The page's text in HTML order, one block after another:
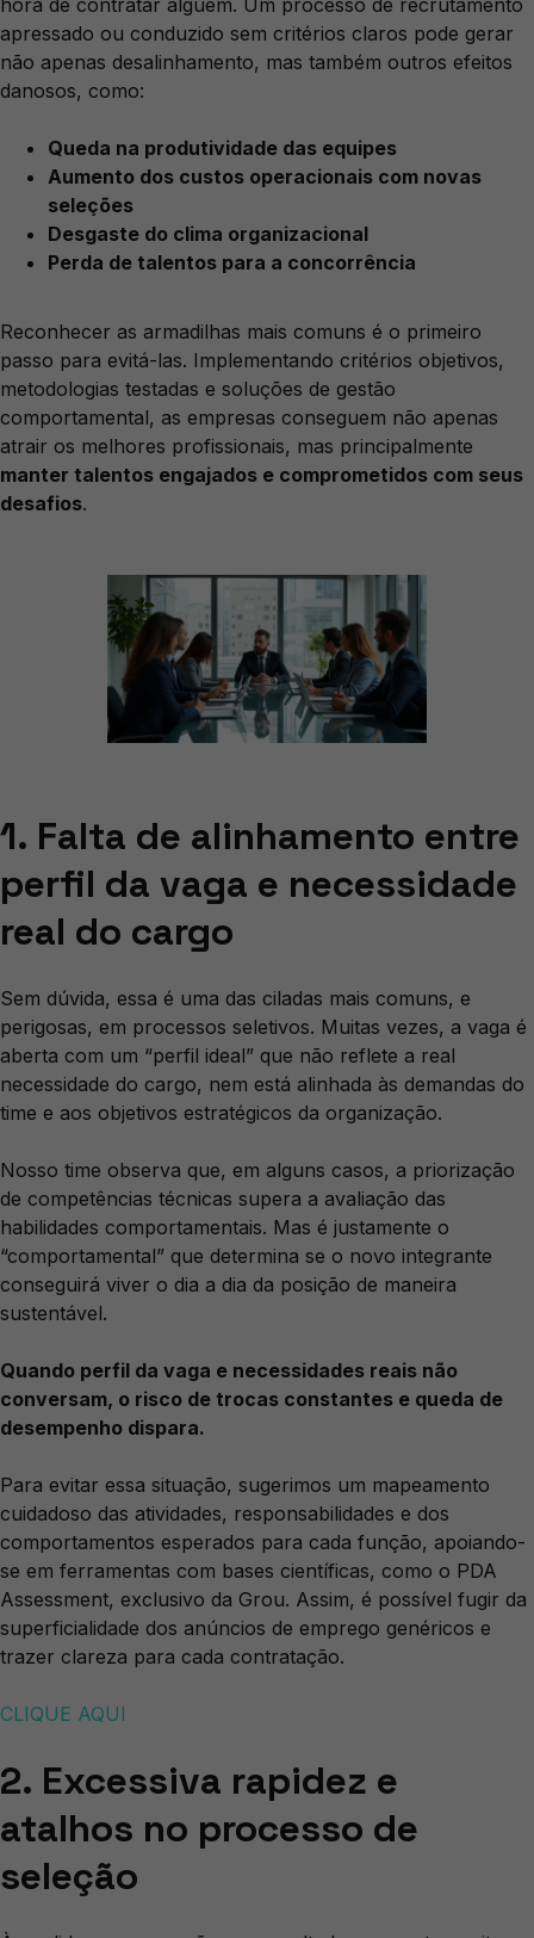
hora de contratar alguém. Um processo de recrutamento
apressado ou conduzido sem critérios claros pode gerar
não apenas desalinhamento, mas também outros efeitos
danosos, como:
Queda na produtividade das equipes
Aumento dos custos operacionais com novas
seleções
Desgaste do clima organizacional
Perda de talentos para a concorrência
Reconhecer as armadilhas mais comuns é o primeiro
passo para evitá-las. Implementando critérios objetivos,
metodologias testadas e soluções de gestão
comportamental, as empresas conseguem não apenas
atrair os melhores profissionais, mas principalmente
manter talentos engajados e comprometidos com seus
desafios.
1. Falta de alinhamento entre
perfil da vaga e necessidade
real do cargo
Sem dúvida, essa é uma das ciladas mais comuns, e
perigosas, em processos seletivos. Muitas vezes, a vaga é
aberta com um “perfil ideal” que não reflete a real
necessidade do cargo, nem está alinhada às demandas do
time e aos objetivos estratégicos da organização.
Nosso time observa que, em alguns casos, a priorização
de competências técnicas supera a avaliação das
habilidades comportamentais. Mas é justamente o
“comportamental” que determina se o novo integrante
conseguirá viver o dia a dia da posição de maneira
sustentável.
Quando perfil da vaga e necessidades reais não
conversam, o risco de trocas constantes e queda de
desempenho dispara.
Para evitar essa situação, sugerimos um mapeamento
cuidadoso das atividades, responsabilidades e dos
comportamentos esperados para cada função, apoiando-
se em ferramentas com bases científicas, como o PDA
Assessment, exclusivo da Grou. Assim, é possível fugir da
superficialidade dos anúncios de emprego genéricos e
trazer clareza para cada contratação.
CLIQUE AQUI
2. Excessiva rapidez e
atalhos no processo de
seleção